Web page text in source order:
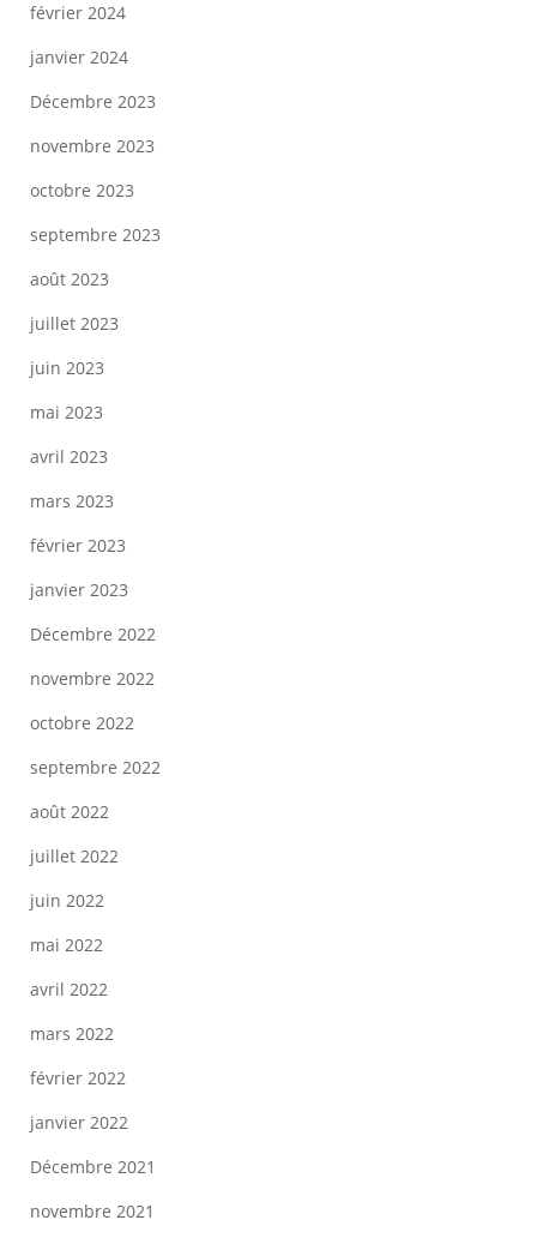
février 2024
janvier 2024
Décembre 2023
novembre 2023
octobre 2023
septembre 2023
août 2023
juillet 2023
juin 2023
mai 2023
avril 2023
mars 2023
février 2023
janvier 2023
Décembre 2022
novembre 2022
octobre 2022
septembre 2022
août 2022
juillet 2022
juin 2022
mai 2022
avril 2022
mars 2022
février 2022
janvier 2022
Décembre 2021
novembre 2021